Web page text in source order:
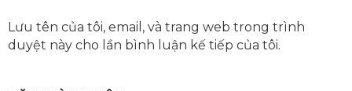
Lưu tên của tôi, email, và trang web trong trình
duyệt này cho lần bình luận kế tiếp của tôi.